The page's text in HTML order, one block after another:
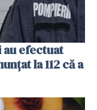
au efectuat
la 112 că a